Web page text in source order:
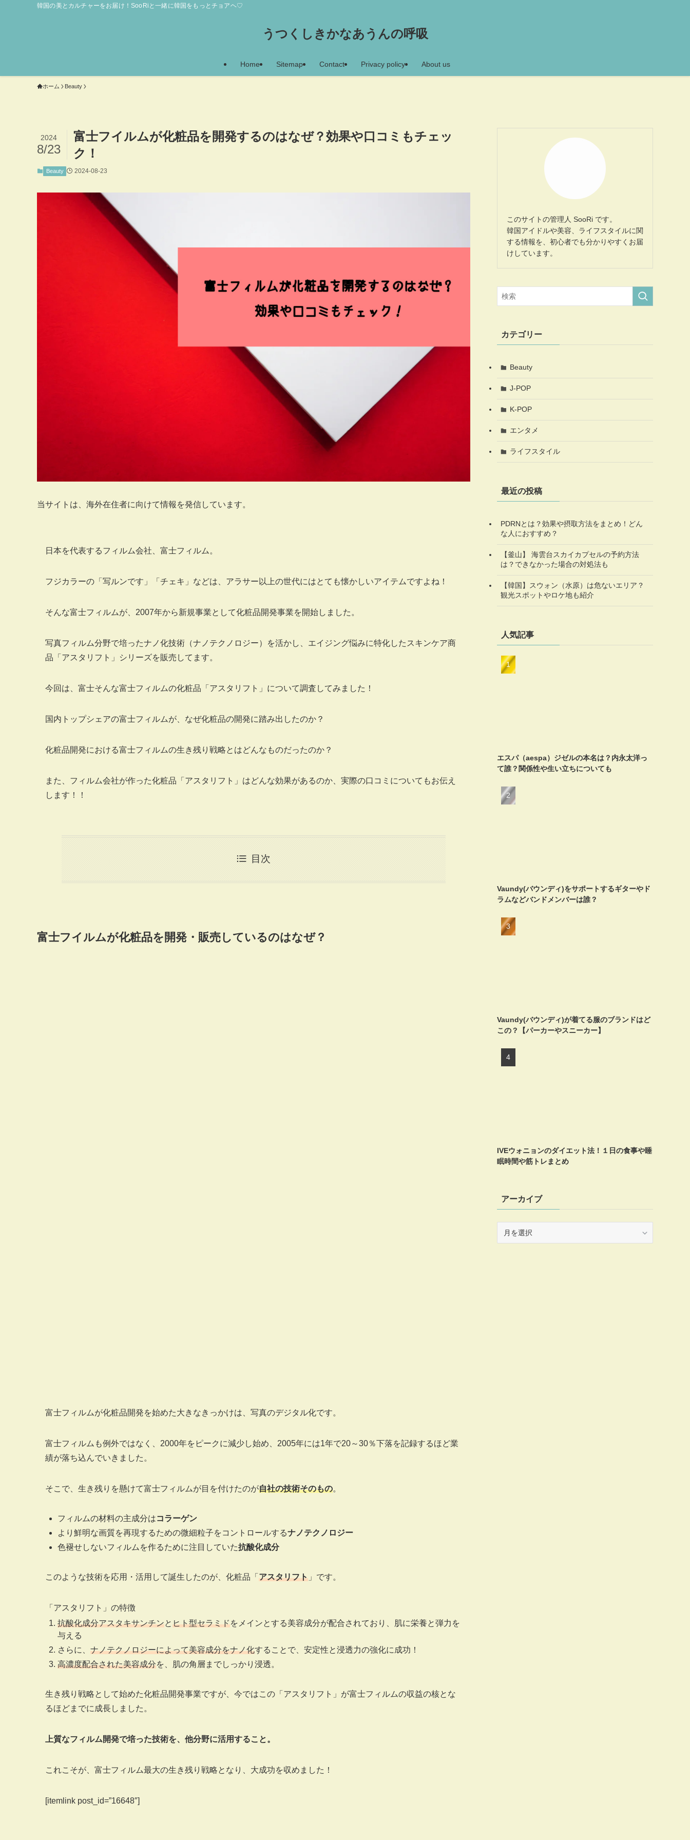
韓国の美とカルチャーをお届け！SooRiと一緒に韓国をもっとチョアヘ♡
うつくしきかなあうんの呼吸
Home Sitemap Contact Privacy policy About us
ホーム Beauty
富士フイルムが化粧品を開発するのはなぜ？効果や口コミもチェッ
ク！
2024
8/23
Beauty 2024-08-23
当サイトは、海外在住者に向けて情報を発信しています。
日本を代表するフィルム会社、富士フィルム。
フジカラーの「写ルンです」「チェキ」などは、アラサー以上の世代にはとても懐かしいアイテムですよね！
そんな富士フィルムが、2007年から新規事業として化粧品開発事業を開始しました。
写真フィルム分野で培ったナノ化技術（ナノテクノロジー）を活かし、エイジング悩みに特化したスキンケア商
品「アスタリフト」シリーズを販売してます。
今回は、富士そんな富士フィルムの化粧品「アスタリフト」について調査してみました！
国内トップシェアの富士フィルムが、なぜ化粧品の開発に踏み出したのか？
化粧品開発における富士フィルムの生き残り戦略とはどんなものだったのか？
また、フィルム会社が作った化粧品「アスタリフト」はどんな効果があるのか、実際の口コミについてもお伝え
します！！
目次
富士フイルムが化粧品を開発・販売しているのはなぜ？
富士フィルムが化粧品開発を始めた大きなきっかけは、写真のデジタル化です。
富士フィルムも例外ではなく、2000年をピークに減少し始め、2005年には1年で20～30％下落を記録するほど業
績が落ち込んでいきました。
そこで、生き残りを懸けて富士フィルムが目を付けたのが自社の技術そのもの。
フィルムの材料の主成分はコラーゲン
より鮮明な画質を再現するための微細粒子をコントロールするナノテクノロジー
色褪せしないフィルムを作るために注目していた抗酸化成分
このような技術を応用・活用して誕生したのが、化粧品「 アスタリフト 」です。
「アスタリフト」の特徴
抗酸化成分アスタキサンチンとヒト型セラミドをメインとする美容成分が配合されており、肌に栄養と弾力を
与える
さらに、 ナノテクノロジーによって美容成分をナノ化することで、安定性と浸透力の強化に成功！
高濃度配合された美容成分を、肌の角層までしっかり浸透。
生き残り戦略として始めた化粧品開発事業ですが、今ではこの「アスタリフト」が富士フィルムの収益の核とな
るほどまでに成長しました。
上質なフィルム開発で培った技術を、他分野に活用すること。
これこそが、富士フィルム最大の生き残り戦略となり、大成功を収めました！
[itemlink post_id=”16648″]
このサイトの管理人 SooRi です。
韓国アイドルや美容、ライフスタイルに関
する情報を、初心者でも分かりやすくお届
けしています。
カテゴリー
Beauty
J-POP
K-POP
エンタメ
ライフスタイル
最近の投稿
PDRNとは？効果や摂取方法をまとめ！どん
な人におすすめ？
【釜山】 海雲台スカイカプセルの予約方法
は？できなかった場合の対処法も
【韓国】スウォン（水原）は危ないエリア？
観光スポットやロケ地も紹介
人気記事
エスパ（aespa）ジゼルの本名は？内永太洋っ
て誰？関係性や生い立ちについても
Vaundy(バウンディ)をサポートするギターやド
ラムなどバンドメンバーは誰？
Vaundy(バウンディ)が着てる服のブランドはど
この？【パーカーやスニーカー】
IVEウォニョンのダイエット法！１日の食事や睡
眠時間や筋トレまとめ
アーカイブ